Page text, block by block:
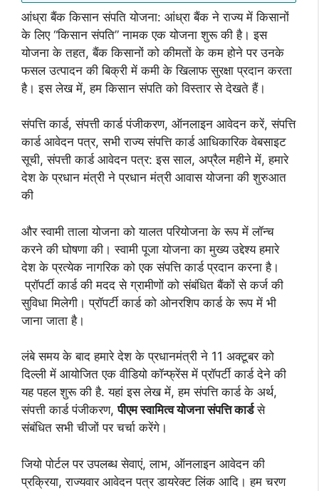
आंध्रा बैंक किसान संपति योजना: आंध्रा बैंक ने राज्य में किसानों
के लिए “किसान संपति” नामक एक योजना शुरू की है। इस
योजना के तहत, बैंक किसानों को कीमतों के कम होने पर उनके
फसल उत्पादन की बिक्री में कमी के खिलाफ सुरक्षा प्रदान करता
है। इस लेख में, हम किसान संपति को विस्तार से देखते हैं।
संपत्ति कार्ड, संपत्ती कार्ड पंजीकरण, ऑनलाइन आवेदन करें, संपत्ति
कार्ड आवेदन पत्र, सभी राज्य संपत्ति कार्ड आधिकारिक वेबसाइट
सूची, संपत्ती कार्ड आवेदन पत्र: इस साल, अप्रैल महीने में, हमारे
देश के प्रधान मंत्री ने प्रधान मंत्री आवास योजना की शुरुआत
की
और स्वामी ताला योजना को यालत परियोजना के रूप में लॉन्च
करने की घोषणा की। स्वामी पूजा योजना का मुख्य उद्देश्य हमारे
देश के प्रत्येक नागरिक को एक संपत्ति कार्ड प्रदान करना है।
प्रॉपर्टी कार्ड की मदद से ग्रामीणों को संबंधित बैंकों से कर्ज की
सुविधा मिलेगी। प्रॉपर्टी कार्ड को ओनरशिप कार्ड के रूप में भी
जाना जाता है।
लंबे समय के बाद हमारे देश के प्रधानमंत्री ने 11 अक्टूबर को
दिल्ली में आयोजित एक वीडियो कॉन्फ्रेंस में प्रॉपर्टी कार्ड देने की
यह पहल शुरू की है. यहां इस लेख में, हम संपत्ति कार्ड के अर्थ,
संपत्ती कार्ड पंजीकरण,पीएम स्वामित्व योजना संपत्ति कार्डसे
संबंधित सभी चीजों पर चर्चा करेंगे।
जियो पोर्टल पर उपलब्ध सेवाएं, लाभ, ऑनलाइन आवेदन की
प्रक्रिया, राज्यवार आवेदन पत्र डायरेक्ट लिंक आदि। हम चरण